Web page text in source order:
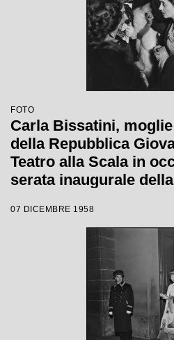
FOTO
Carla Bissatini,
della Repubblica
Teatro alla Scala in
serata inaugurale
Giacomo Puccini,
Votto con la regia di
07 DICEMBRE 1958